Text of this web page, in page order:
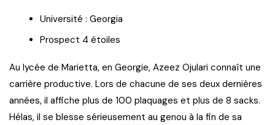
Université : Georgia
Prospect 4 étoiles
Au lycée de Marietta, en Georgie, Azeez Ojulari connaît une
carrière productive. Lors de chacune de ses deux dernières
années, il affiche plus de 100 plaquages et plus de 8 sacks.
Hélas, il se blesse sérieusement au genou à la fin de sa